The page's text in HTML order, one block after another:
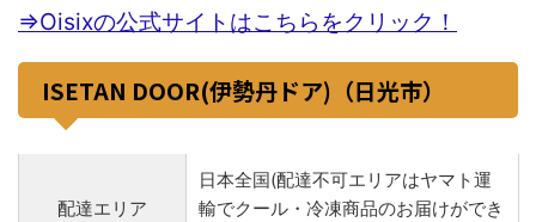
⇒Oisixの公式サイトはこちらをクリック！
ISETAN DOOR(伊勢丹ドア)（日光市）
配達エリア
日本全国(配達不可エリアはヤマト運
輸でクール・冷凍商品のお届けができ